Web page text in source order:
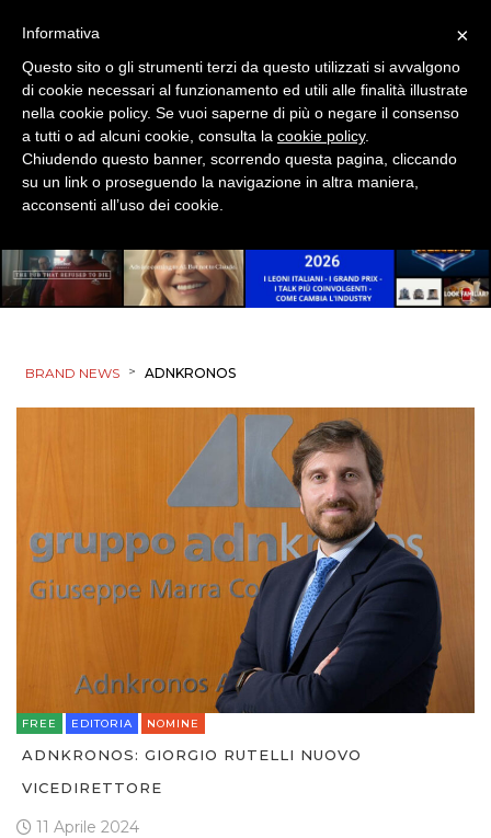
BRAND NEWS > ADNKRONOS
FREE EDITORIA NOMINE
ADNKRONOS: GIORGIO RUTELLI NUOVO
VICEDIRETTORE
11 Aprile 2024
×
Informativa
Questo sito o gli strumenti terzi da questo utilizzati si avvalgono
di cookie necessari al funzionamento ed utili alle finalità illustrate
nella cookie policy. Se vuoi saperne di più o negare il consenso
a tutti o ad alcuni cookie, consulta la cookie policy.
Chiudendo questo banner, scorrendo questa pagina, cliccando
su un link o proseguendo la navigazione in altra maniera,
acconsenti all’uso dei cookie.